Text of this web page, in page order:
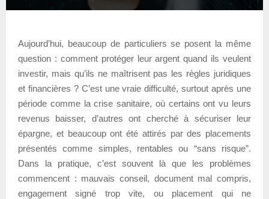
Aujourd’hui, beaucoup de particuliers se posent la même
question : comment protéger leur argent quand ils veulent
investir, mais qu’ils ne maîtrisent pas les règles juridiques
et financières ? C’est une vraie difficulté, surtout après une
période comme la crise sanitaire, où certains ont vu leurs
revenus baisser, d’autres ont cherché à sécuriser leur
épargne, et beaucoup ont été attirés par des placements
présentés comme simples, rentables ou “sans risque”.
Dans la pratique, c’est souvent là que les problèmes
commencent : mauvais conseil, document mal compris,
engagement signé trop vite, ou placement qui ne